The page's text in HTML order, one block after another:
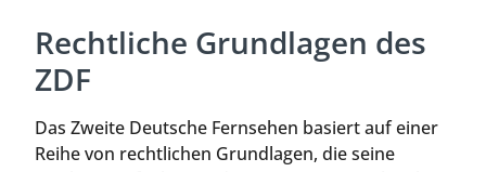
Rechtliche Grundlagen des
ZDF
Das Zweite Deutsche Fernsehen basiert auf einer
Reihe von rechtlichen Grundlagen, die seine